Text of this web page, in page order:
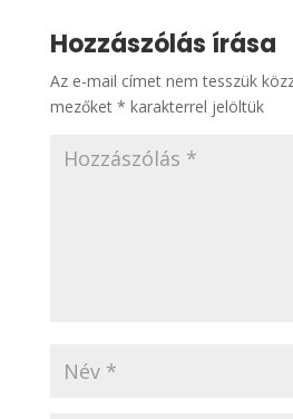
Hozzászólás írása
Az e-mail címet nem tesszük
mezőket * karakterrel jelöltük